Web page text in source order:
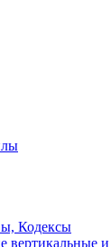
Кодексы
и